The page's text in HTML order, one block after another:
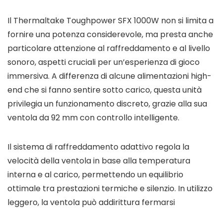
Il Thermaltake Toughpower SFX 1000W non si limita a
fornire una potenza considerevole, ma presta anche
particolare attenzione al raffreddamento e al livello
sonoro, aspetti cruciali per un’esperienza di gioco
immersiva. A differenza di alcune alimentazioni high-
end che si fanno sentire sotto carico, questa unità
privilegia un funzionamento discreto, grazie alla sua
ventola da 92 mm con controllo intelligente.
Il sistema di raffreddamento adattivo regola la
velocità della ventola in base alla temperatura
interna e al carico, permettendo un equilibrio
ottimale tra prestazioni termiche e silenzio. In utilizzo
leggero, la ventola può addirittura fermarsi